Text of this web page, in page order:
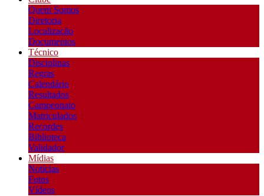
Quem Somos
Diretoria
Localização
Documentos
Técnico
Disciplinas
Regras
Calendário
Resultados
Campeonato
Matriculados
Recordes
Biblioteca
Validador
Mídias
Notícias
Fotos
Vídeos